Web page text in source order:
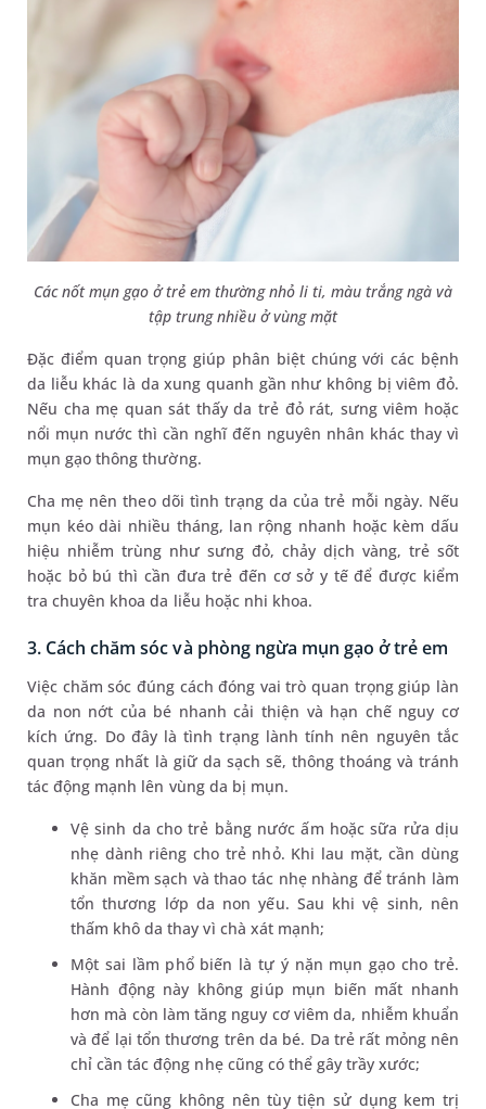
Các nốt mụn gạo ở trẻ em thường nhỏ li ti, màu trắng ngà và
tập trung nhiều ở vùng mặt
Đặc điểm quan trọng giúp phân biệt chúng với các bệnh
da liễu khác là da xung quanh gần như không bị viêm đỏ.
Nếu cha mẹ quan sát thấy da trẻ đỏ rát, sưng viêm hoặc
nổi mụn nước thì cần nghĩ đến nguyên nhân khác thay vì
mụn gạo thông thường.
Cha mẹ nên theo dõi tình trạng da của trẻ mỗi ngày. Nếu
mụn kéo dài nhiều tháng, lan rộng nhanh hoặc kèm dấu
hiệu nhiễm trùng như sưng đỏ, chảy dịch vàng, trẻ sốt
hoặc bỏ bú thì cần đưa trẻ đến cơ sở y tế để được kiểm
tra chuyên khoa da liễu hoặc nhi khoa.
3. Cách chăm sóc và phòng ngừa mụn gạo ở trẻ em
Việc chăm sóc đúng cách đóng vai trò quan trọng giúp làn
da non nớt của bé nhanh cải thiện và hạn chế nguy cơ
kích ứng. Do đây là tình trạng lành tính nên nguyên tắc
quan trọng nhất là giữ da sạch sẽ, thông thoáng và tránh
tác động mạnh lên vùng da bị mụn.
Vệ sinh da cho trẻ bằng nước ấm hoặc sữa rửa dịu
nhẹ dành riêng cho trẻ nhỏ. Khi lau mặt, cần dùng
khăn mềm sạch và thao tác nhẹ nhàng để tránh làm
tổn thương lớp da non yếu. Sau khi vệ sinh, nên
thấm khô da thay vì chà xát mạnh;
Một sai lầm phổ biến là tự ý nặn mụn gạo cho trẻ.
Hành động này không giúp mụn biến mất nhanh
hơn mà còn làm tăng nguy cơ viêm da, nhiễm khuẩn
và để lại tổn thương trên da bé. Da trẻ rất mỏng nên
chỉ cần tác động nhẹ cũng có thể gây trầy xước;
Cha mẹ cũng không nên tùy tiện sử dụng kem trị